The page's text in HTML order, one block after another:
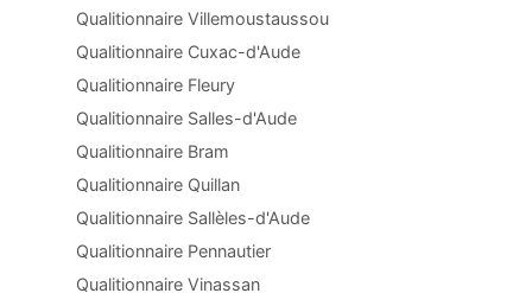
Qualitionnaire Villemoustaussou
Qualitionnaire Cuxac-d'Aude
Qualitionnaire Fleury
Qualitionnaire Salles-d'Aude
Qualitionnaire Bram
Qualitionnaire Quillan
Qualitionnaire Sallèles-d'Aude
Qualitionnaire Pennautier
Qualitionnaire Vinassan